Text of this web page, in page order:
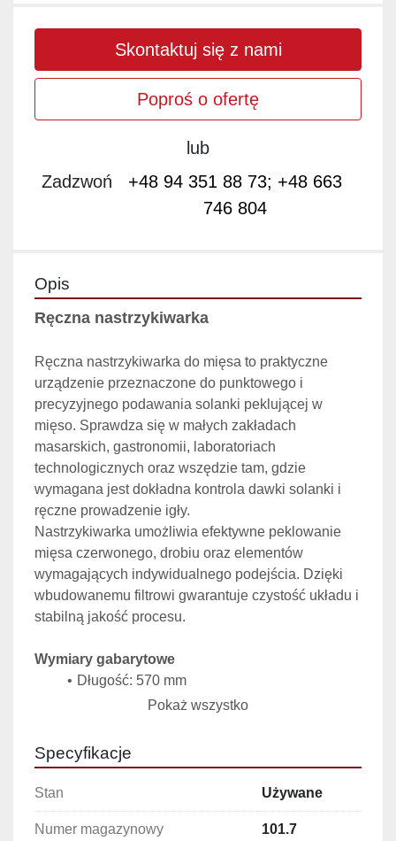
Skontaktuj się z nami
Poproś o ofertę
lub
Zadzwoń
+48 94 351 88 73; +48 663
746 804
Opis
Ręczna nastrzykiwarka
Ręczna nastrzykiwarka do mięsa to praktyczne
urządzenie przeznaczone do punktowego i
precyzyjnego podawania solanki peklującej w
mięso. Sprawdza się w małych zakładach
masarskich, gastronomii, laboratoriach
technologicznych oraz wszędzie tam, gdzie
wymagana jest dokładna kontrola dawki solanki i
ręczne prowadzenie igły.
Nastrzykiwarka umożliwia efektywne peklowanie
mięsa czerwonego, drobiu oraz elementów
wymagających indywidualnego podejścia. Dzięki
wbudowanemu filtrowi gwarantuje czystość układu i
stabilną jakość procesu.
Wymiary gabarytowe
Długość: 570 mm
Szerokość: 370 mm
Dane techniczne
Maksymalne ciśnienie robocze: 4 bar
Głowica nastrzykowa z igłą ręczną –
Pokaż wszystko
Specyfikacje
Stan Używane
Numer magazynowy 101.7